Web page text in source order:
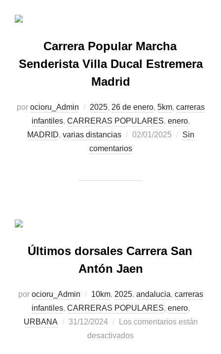
Carrera Popular Marcha
Senderista Villa Ducal Estremera
Madrid
por ocioru_Admin 2025, 26 de enero, 5km, carreras
infantiles, CARRERAS POPULARES, enero,
MADRID, varias distancias 02/01/2025
Sin
comentarios
Últimos dorsales Carrera San
Antón Jaen
por ocioru_Admin 10km, 2025, andalucia, carreras
infantiles, CARRERAS POPULARES, enero,
URBANA
31/12/2024
Los comentarios están
desactivados